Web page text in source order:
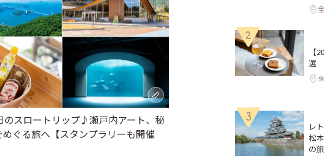
のスロートリップ♪瀬戸内アート、秘
ぐる旅へ【スタンプラリーも開催
2
【
選
3
レ
松
の旅